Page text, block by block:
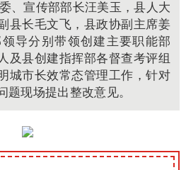
、宣传部部长汪美玉，县人大
县长毛文飞，县政协副主席姜
导分别带领创建主要职能部
及县创建指挥部各督查考评组
城市长效常态管理工作，针对
题现场提出整改意见。